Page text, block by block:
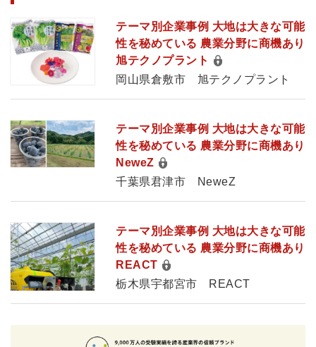
テーマ別企業事例 大地は大きな可能
性を秘めている 農業分野に商機あり
旭テクノプラント
岡山県倉敷市 旭テクノプラント
テーマ別企業事例 大地は大きな可能
性を秘めている 農業分野に商機あり
NeweZ
千葉県君津市 NeweZ
テーマ別企業事例 大地は大きな可能
性を秘めている 農業分野に商機あり
REACT
栃木県宇都宮市 REACT